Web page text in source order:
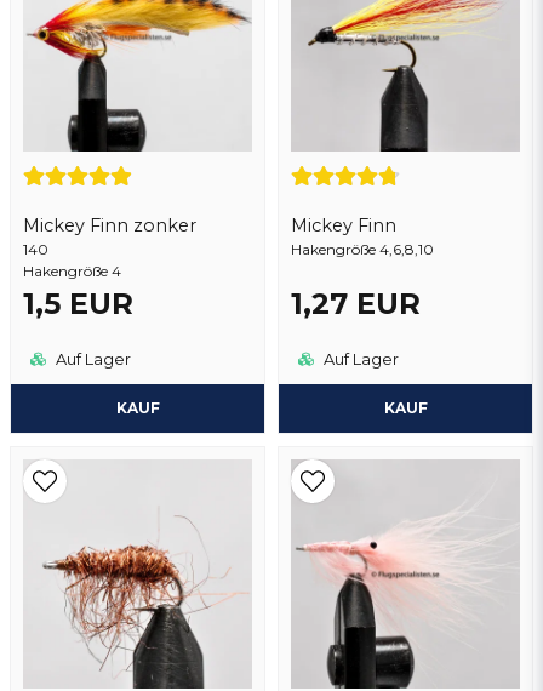
Mickey Finn zonker
140
Hakengröße 4
1,5 EUR
Auf Lager
KAUF
Mickey Finn
Hakengröße 4,6,8,10
1,27 EUR
Auf Lager
KAUF
Ja, sie können meine frage veröffentlichen
Frage senden